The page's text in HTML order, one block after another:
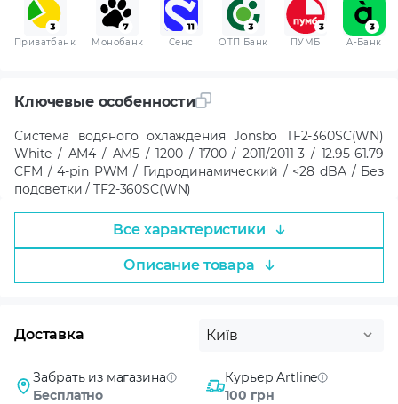
Приватбанк Монобанк Сенс ОТП Банк ПУМБ A-Банк
Ключевые особенности
Система водяного охлаждения Jonsbo TF2-360SC(WN)
White / AM4 / AM5 / 1200 / 1700 / 2011/2011-3 / 12.95-61.79
CFM / 4-pin PWM / Гидродинамический / <28 dBA / Без
подсветки / TF2-360SC(WN)
Все характеристики
Описание товара
Доставка Київ
Забрать из магазина
Бесплатно
Курьер Artline
100 грн